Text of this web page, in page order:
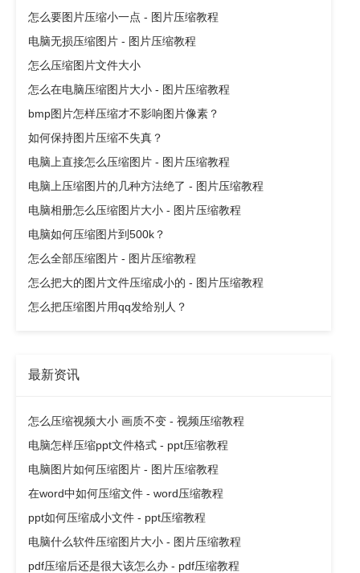
怎么要图片压缩小一点 - 图片压缩教程
电脑无损压缩图片 - 图片压缩教程
怎么压缩图片文件大小
怎么在电脑压缩图片大小 - 图片压缩教程
bmp图片怎样压缩才不影响图片像素？
如何保持图片压缩不失真？
电脑上直接怎么压缩图片 - 图片压缩教程
电脑上压缩图片的几种方法绝了 - 图片压缩教程
电脑相册怎么压缩图片大小 - 图片压缩教程
电脑如何压缩图片到500k？
怎么全部压缩图片 - 图片压缩教程
怎么把大的图片文件压缩成小的 - 图片压缩教程
怎么把压缩图片用qq发给别人？
最新资讯
怎么压缩视频大小 画质不变 - 视频压缩教程
电脑怎样压缩ppt文件格式 - ppt压缩教程
电脑图片如何压缩图片 - 图片压缩教程
在word中如何压缩文件 - word压缩教程
ppt如何压缩成小文件 - ppt压缩教程
电脑什么软件压缩图片大小 - 图片压缩教程
pdf压缩后还是很大该怎么办 - pdf压缩教程